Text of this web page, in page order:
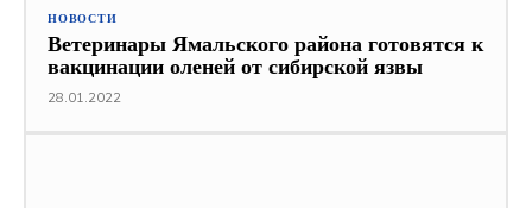
НОВОСТИ
Ветеринары Ямальского района готовятся к
вакцинации оленей от сибирской язвы
28.01.2022